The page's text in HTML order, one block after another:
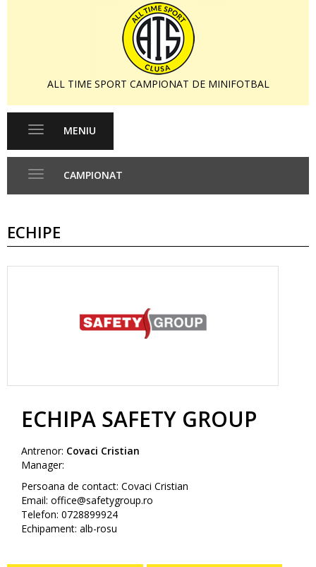
ALL TIME SPORT CAMPIONAT DE MINIFOTBAL
Toggle
MENIU
CAMPIONAT
ECHIPE
ECHIPA SAFETY GROUP
Antrenor: Covaci Cristian
Manager:
Persoana de contact: Covaci Cristian
Email: office@safetygroup.ro
Telefon: 0728899924
Echipament: alb-rosu